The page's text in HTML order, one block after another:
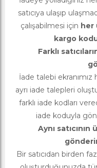
satıcıya ulaşıp
çalışabilmesi için her
kargo
Farklı
İade talebi ekranımız
ayrı iade talepleri
farklı iade kodları
iade koduyla
Aynı
Bir satıcıdan birden